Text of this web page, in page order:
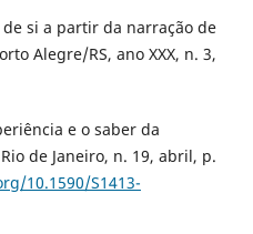
de si a partir da narração de
Alegre/RS, ano XXX, n. 3,
e o saber da
de Janeiro, n. 19, abril, p.
10.1590/S1413-